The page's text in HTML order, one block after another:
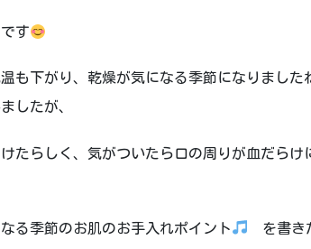
す
も下がり、乾燥が気になる季節になりました
したが、
たらしく、気がついたら口の周りが血だらけ
る季節のお肌のお手入れポイント
を書き